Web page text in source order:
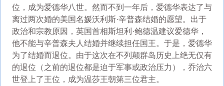
位，成为爱德华八世。然而不到一年后，爱德华表达了与
离过两次婚的美国名媛沃利斯·辛普森结婚的愿望。出于
政治和宗教原因，英国首相斯坦利·鲍德温建议爱德华，
他不能与辛普森夫人结婚并继续担任国王。于是，爱德华
为了结婚而退位。由于这次在不列颠群岛历史上绝无仅有
的退位（之前的退位都是迫于军事或政治压力），乔治六
世登上了王位，成为温莎王朝第三位君主。